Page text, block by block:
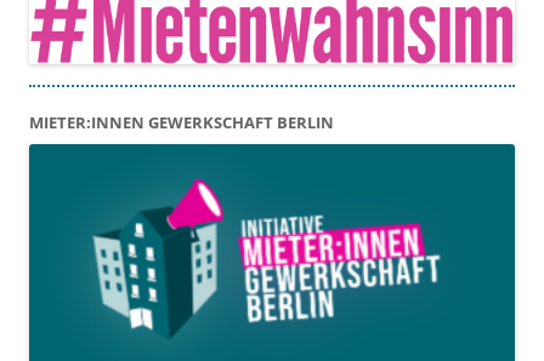
MIETER:INNEN GEWERKSCHAFT BERLIN